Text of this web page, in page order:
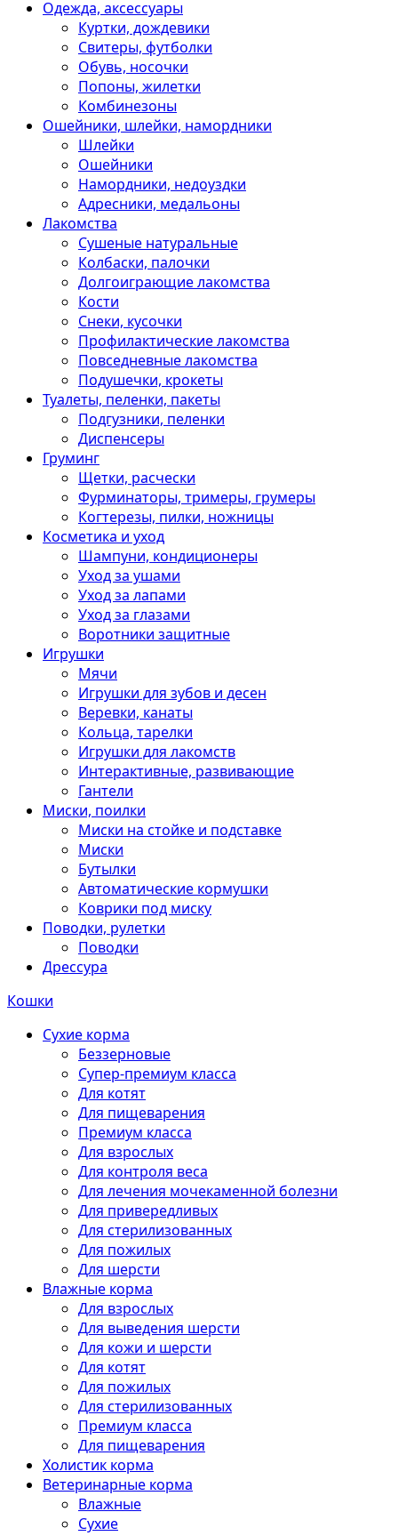
Одежда, аксессуары
Куртки, дождевики
Свитеры, футболки
Обувь, носочки
Попоны, жилетки
Комбинезоны
Ошейники, шлейки, намордники
Шлейки
Ошейники
Намордники, недоуздки
Адресники, медальоны
Лакомства
Сушеные натуральные
Колбаски, палочки
Долгоиграющие лакомства
Кости
Снеки, кусочки
Профилактические лакомства
Повседневные лакомства
Подушечки, крокеты
Туалеты, пеленки, пакеты
Подгузники, пеленки
Диспенсеры
Груминг
Щетки, расчески
Фурминаторы, тримеры, грумеры
Когтерезы, пилки, ножницы
Косметика и уход
Шампуни, кондиционеры
Уход за ушами
Уход за лапами
Уход за глазами
Воротники защитные
Игрушки
Мячи
Игрушки для зубов и десен
Веревки, канаты
Кольца, тарелки
Игрушки для лакомств
Интерактивные, развивающие
Гантели
Миски, поилки
Миски на стойке и подставке
Миски
Бутылки
Автоматические кормушки
Коврики под миску
Поводки, рулетки
Поводки
Дрессура
Кошки
Сухие корма
Беззерновые
Супер-премиум класса
Для котят
Для пищеварения
Премиум класса
Для взрослых
Для контроля веса
Для лечения мочекаменной болезни
Для привередливых
Для стерилизованных
Для пожилых
Для шерсти
Влажные корма
Для взрослых
Для выведения шерсти
Для кожи и шерсти
Для котят
Для пожилых
Для стерилизованных
Премиум класса
Для пищеварения
Холистик корма
Ветеринарные корма
Влажные
Сухие